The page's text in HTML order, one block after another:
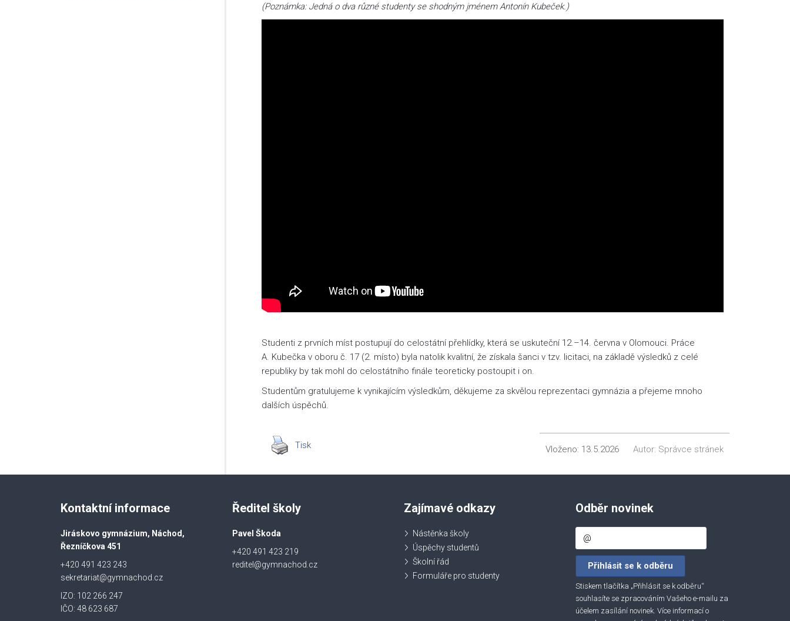
(Poznámka: Jedná o dva různé studenty se shodným jménem Antonín Kubeček.)
Studenti z prvních míst postupují do celostátní přehlídky, která se uskuteční 12.–14. června v Olomouci. Práce
A. Kubečka v oboru č. 17 (2. místo) byla natolik kvalitní, že získala šanci v tzv. licitaci, na základě výsledků z celé
republiky by tak mohl do celostátního finále teoreticky postoupit i on.
Studentům gratulujeme k vynikajícím výsledkům, děkujeme za skvělou reprezentaci gymnázia a přejeme mnoho
dalších úspěchů.
Tisk Vloženo: 13.5.2026 Autor: Správce stránek
Kontaktní informace
Jiráskovo gymnázium, Náchod,
Řezníčkova 451
+420 491 423 243
sekretariat@gymnachod.cz
IZO: 102 266 247
IČO: 48 623 687
Ředitel školy
Pavel Škoda
+420 491 423 219
reditel@gymnachod.cz
Zajímavé odkazy
Nástěnka školy
Úspěchy studentů
Školní řád
Formuláře pro studenty
Odběr novinek
Stiskem tlačítka „Přihlásit se k odběru“
souhlasíte se zpracováním Vašeho e-mailu za
účelem zasílání novinek. Více informací o